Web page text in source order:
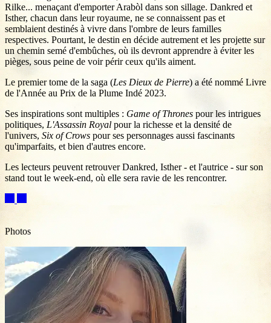
Rilke... menaçant d'emporter Arabòl dans son sillage. Dankred et
Isther, chacun dans leur royaume, ne se connaissent pas et
semblaient destinés à vivre dans l'ombre de leurs familles
respectives. Pourtant, le destin en décide autrement et les projette sur
un chemin semé d'embûches, où ils devront apprendre à éviter les
pièges, sous peine de voir périr ceux qu'ils aiment.
Le premier tome de la saga (Les Dieux de Pierre) a été nommé Livre
de l'Année au Prix de la Plume Indé 2023.
Ses inspirations sont multiples : Game of Thrones pour les intrigues
politiques, L'Assassin Royal pour la richesse et la densité de
l'univers, Six of Crows pour ses personnages aussi fascinants
qu'imparfaits, et bien d'autres encore.
Les lecteurs peuvent retrouver Dankred, Isther - et l'autrice - sur son
stand tout le week-end, où elle sera ravie de les rencontrer.
Photos